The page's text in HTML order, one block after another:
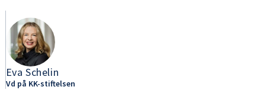
Eva Schelin
Vd på KK-stiftelsen